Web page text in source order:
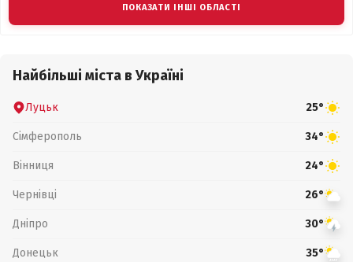
ПОКАЗАТИ ІНШІ ОБЛАСТІ
Найбільші міста в Україні
Луцьк 25°
Сімферополь 34°
Вінниця 24°
Чернівці 26°
Дніпро 30°
Донецьк 35°